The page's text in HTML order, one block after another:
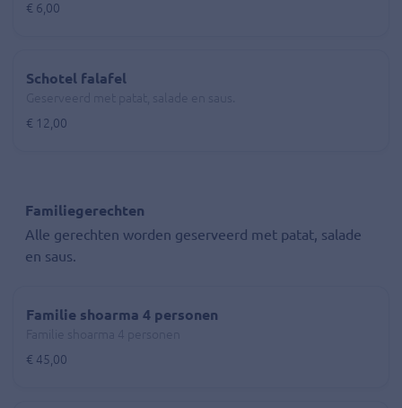
€ 6,00
Schotel falafel
€ 12,00
Familiegerechten
Alle gerechten worden geserveerd met patat, salade
en saus.
Familie shoarma 4 personen
€ 45,00